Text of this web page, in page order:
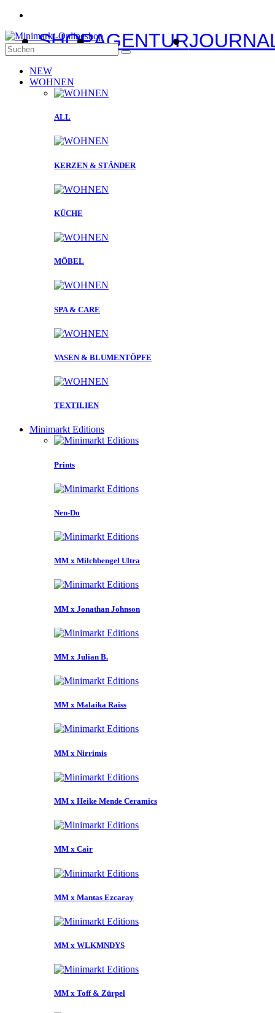
SHOPAGENTUR
NEW
WOHNEN
ALL
KERZEN & STÄNDER
KÜCHE
MÖBEL
SPA & CARE
VASEN & BLUMENTÖPFE
TEXTILIEN
Minimarkt Editions
Prints
Nen-Do
MM x Milchbengel Ultra
MM x Jonathan Johnson
MM x Julian B.
MM x Malaika Raiss
MM x Nirrimis
MM x Heike Mende Ceramics
MM x Cair
MM x Mantas Ezcaray
MM x WLKMNDYS
MM x Toff & Zürpel